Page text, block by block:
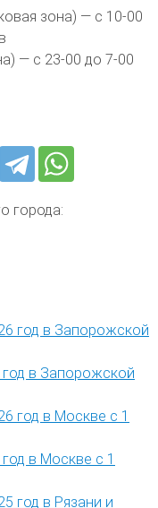
зона) — с 10-00
— с 23-00 до 7-00
города:
в Запорожской
в Москве с 1